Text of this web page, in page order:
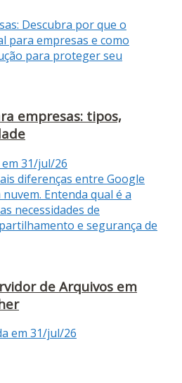
empresas: tipos,
31/jul/26
de Arquivos em
em 31/jul/26